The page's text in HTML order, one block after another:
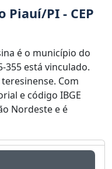
Piauí/PI - CEP
é o município do
355 está vinculado.
Com
e código IBGE
Nordeste e é